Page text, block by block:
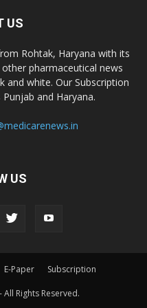
US
Rohtak, Haryana with its
pharmaceutical news
and white. Our Subscription
and Haryana.
US
E-Paper Subscription
Rights Reserved.